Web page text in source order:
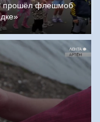
прошёл флешмоб